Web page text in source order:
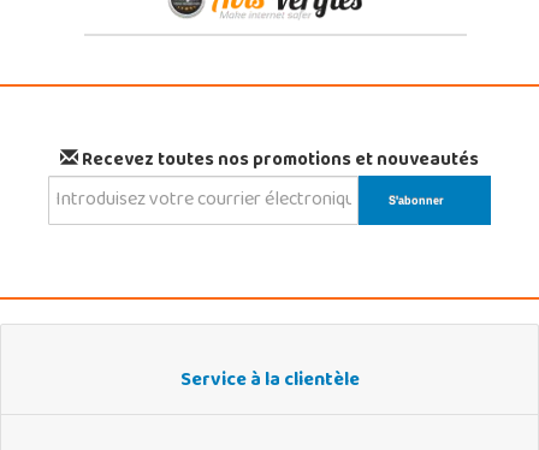
Recevez toutes nos promotions et nouveautés
Service à la clientèle